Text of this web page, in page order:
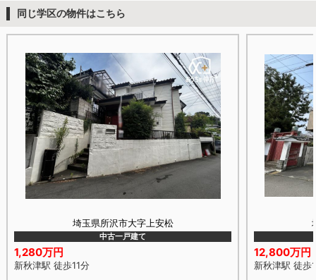
同じ学区の物件はこちら
埼玉県所沢市大字上安松
中古一戸建て
1,280万円
新秋津駅 徒歩11分
12,800万円
新秋津駅 徒歩